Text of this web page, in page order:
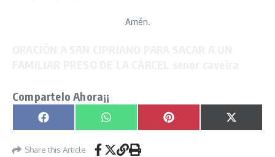
Amén.
Compartelo Ahora¡¡
Compartir en
Facebook Compartir en
WhatsApp Compartir en
Pinterest
X
(Twitter)
Share this Article